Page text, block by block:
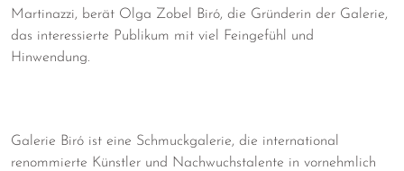
Martinazzi, berät Olga Zobel Biró, die Gründerin der Galerie,
das interessierte Publikum mit viel Feingefühl und
Hinwendung.
Galerie Biró ist eine Schmuckgalerie, die international
renommierte Künstler und Nachwuchstalente in vornehmlich